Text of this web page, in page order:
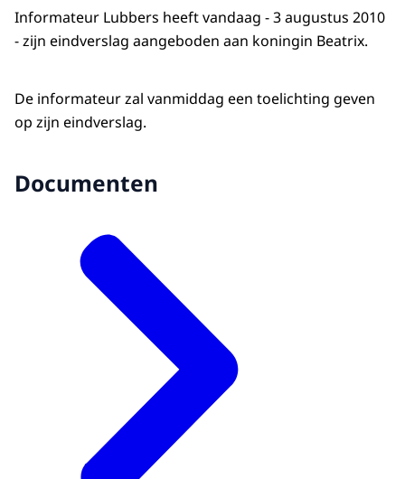
Informateur Lubbers heeft vandaag - 3 augustus 2010
- zijn eindverslag aangeboden aan koningin Beatrix.
De informateur zal vanmiddag een toelichting geven
op zijn eindverslag.
Documenten